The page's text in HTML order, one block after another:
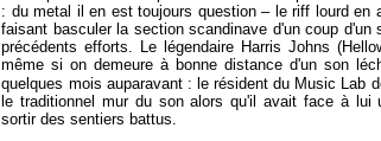
: du metal il en est toujours question – le riff lourd
faisant basculer la section scandinave d'un coup
précédents efforts. Le légendaire Harris Johns
même si on demeure à bonne distance d'un son
quelques mois auparavant : le résident du Music Lab
le traditionnel mur du son alors qu'il avait face à lui
sortir des sentiers battus.